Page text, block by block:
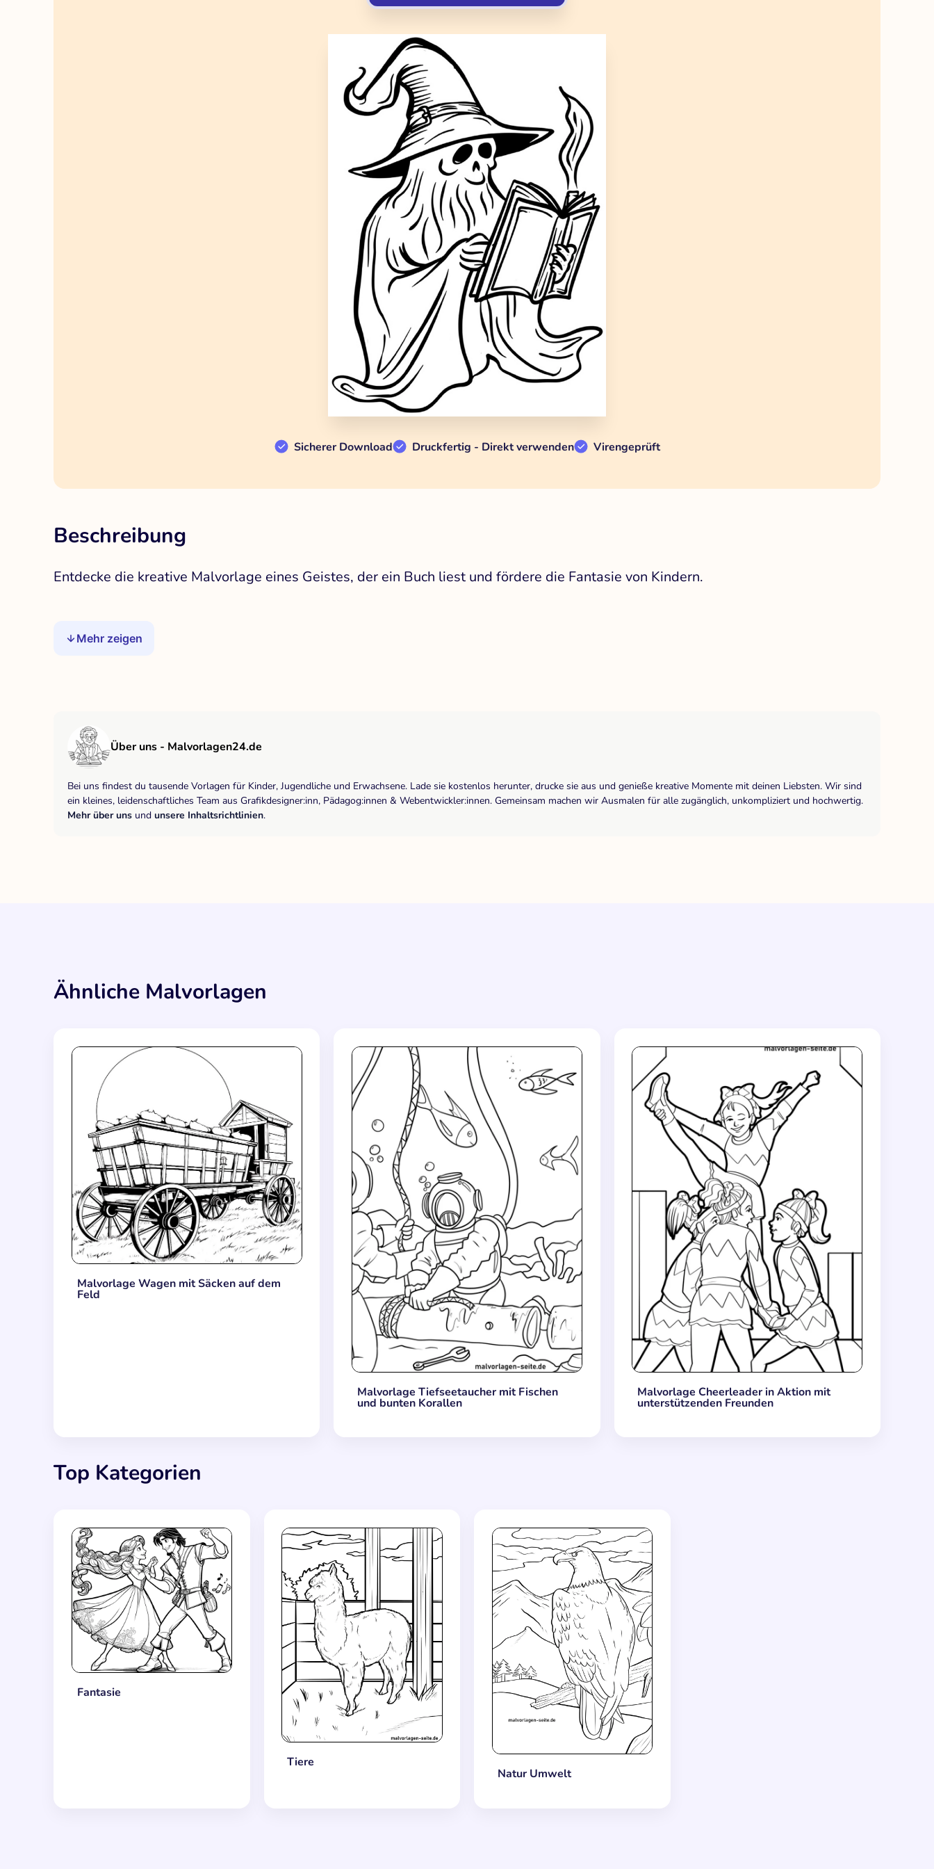
Sicherer Download Druckfertig - Direkt verwenden Virengeprüft
Beschreibung
Entdecke die kreative Malvorlage eines Geistes, der ein Buch liest und fördere die Fantasie von Kindern.
Mehr zeigen
Über uns - Malvorlagen24.de
Bei uns findest du tausende Vorlagen für Kinder, Jugendliche und Erwachsene. Lade sie kostenlos herunter, drucke sie aus und genieße kreative Momente mit deinen Liebsten. Wir sind
ein kleines, leidenschaftliches Team aus Grafikdesigner:inn, Pädagog:innen & Webentwickler:innen. Gemeinsam machen wir Ausmalen für alle zugänglich, unkompliziert und hochwertig.
Mehr über uns und unsere Inhaltsrichtlinien.
Ähnliche Malvorlagen
Malvorlage Wagen mit Säcken auf dem
Feld
Malvorlage Tiefseetaucher mit Fischen
und bunten Korallen
Malvorlage Cheerleader in Aktion mit
unterstützenden Freunden
Top Kategorien
Fantasie
Tiere
Natur Umwelt